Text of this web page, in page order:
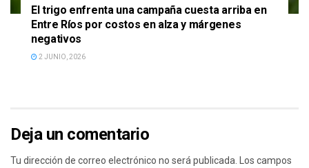
El trigo enfrenta una campaña cuesta arriba en
Entre Ríos por costos en alza y márgenes
negativos
2 JUNIO, 2026
Deja un comentario
Tu dirección de correo electrónico no será publicada. Los campos